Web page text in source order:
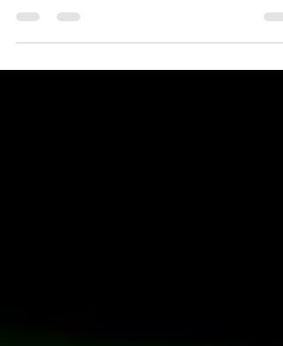
Regen geplagt und die Wetter-Prognosen für die
Tage lassen wiederum nichts Gutes erahnen 🙈